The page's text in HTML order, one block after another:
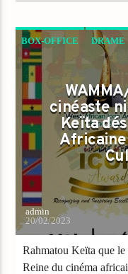
BOX-OFFICE DRAME
NEWS
cinéaste
Keïta
Africaine
admin
20/02/2023
Rahmatou Keïta que
Reine du cinéma